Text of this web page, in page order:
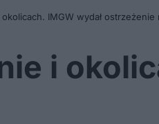
IMGW wydał ostrzeżenie
i